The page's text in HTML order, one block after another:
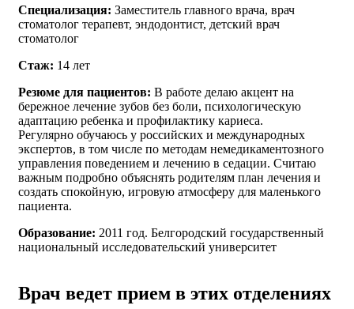
Специализация: Заместитель главного врача, врач
стоматолог терапевт, эндодонтист, детский врач
стоматолог
Стаж: 14 лет
Резюме для пациентов: В работе делаю акцент на
бережное лечение зубов без боли, психологическую
адаптацию ребенка и профилактику кариеса.
Регулярно обучаюсь у российских и международных
экспертов, в том числе по методам немедикаментозного
управления поведением и лечению в седации. Считаю
важным подробно объяснять родителям план лечения и
создать спокойную, игровую атмосферу для маленького
пациента.
Образование: 2011 год. Белгородский государственный
национальный исследовательский университет
Врач ведет прием в этих отделениях